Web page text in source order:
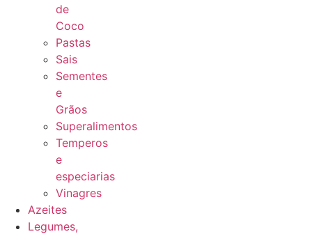
de
Coco
Pastas
Sais
Sementes
e
Grãos
Superalimentos
Temperos
e
especiarias
Vinagres
Azeites
Legumes,